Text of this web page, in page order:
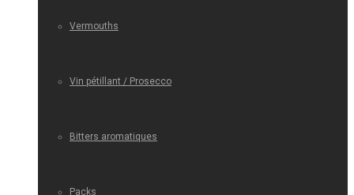
Vermouths
Vin pétillant / Prosecco
Bitters aromatiques
Packs